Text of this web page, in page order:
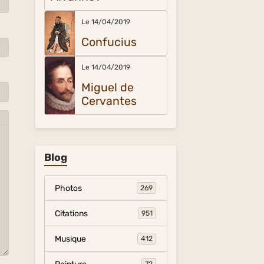
Le 14/04/2019
Confucius
Le 14/04/2019
Miguel de
Cervantes
Blog
Photos 269
Citations 951
Musique 412